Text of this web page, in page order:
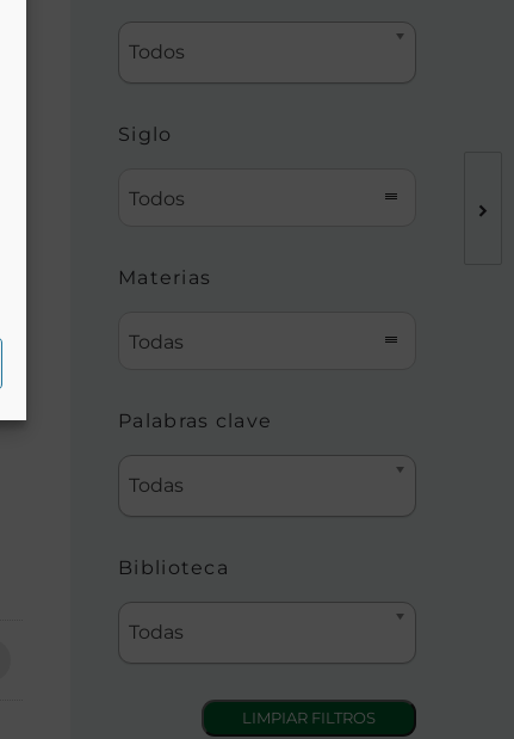
Todos
Siglo
Todos
Materias
Todas
Palabras clave
Todas
Biblioteca
Todas